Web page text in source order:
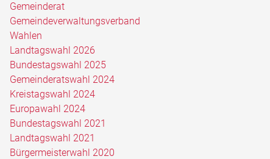
Gemeinderat
Gemeindeverwaltungsverband
Wahlen
Landtagswahl 2026
Bundestagswahl 2025
Gemeinderatswahl 2024
Kreistagswahl 2024
Europawahl 2024
Bundestagswahl 2021
Landtagswahl 2021
Bürgermeisterwahl 2020